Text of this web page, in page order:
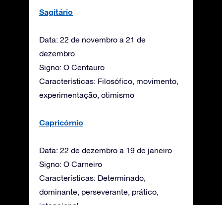
Sagitário
Data: 22 de novembro a 21 de
dezembro
Signo: O Centauro
Características: Filosófico, movimento,
experimentação, otimismo
Capricórnio
Data: 22 de dezembro a 19 de janeiro
Signo: O Carneiro
Características: Determinado,
dominante, perseverante, prático,